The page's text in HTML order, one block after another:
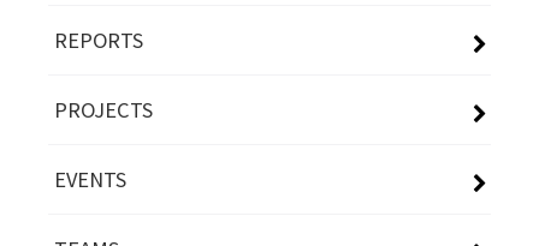
REPORTS
PROJECTS
EVENTS